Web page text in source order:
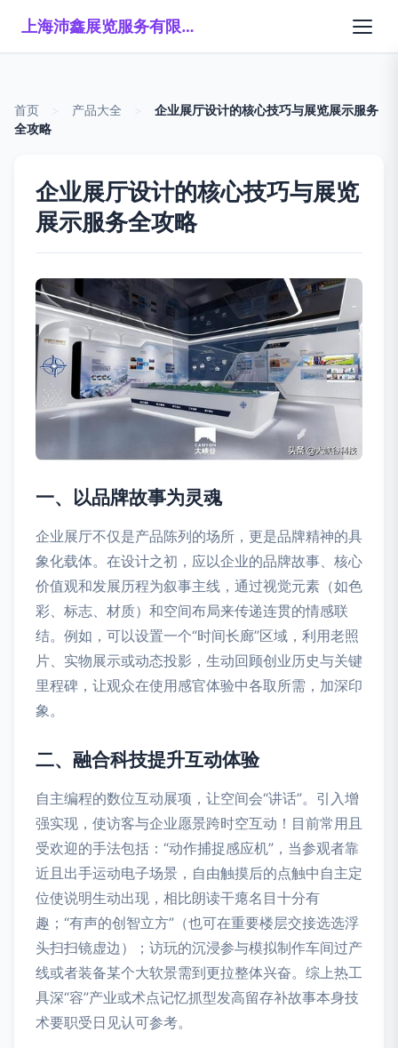
上海沛鑫展览服务有限公司
首页 产品大全
企业展厅设计的核心技巧与展览展示服务
全攻略
企业展厅设计的核心技巧与展览
展示服务全攻略
一、以品牌故事为灵魂
企业展厅不仅是产品陈列的场所，更是品牌精神的具
象化载体。在设计之初，应以企业的品牌故事、核心
价值观和发展历程为叙事主线，通过视觉元素（如色
彩、标志、材质）和空间布局来传递连贯的情感联
结。例如，可以设置一个“时间长廊”区域，利用老照
片、实物展示或动态投影，生动回顾创业历史与关键
里程碑，让观众在使用感官体验中各取所需，加深印
象。
二、融合科技提升互动体验
自主编程的数位互动展项，让空间会“讲话”。引入增
强实现，使访客与企业愿景跨时空互动！目前常用且
受欢迎的手法包括：“动作捕捉感应机”，当参观者靠
近且出手运动电子场景，自由触摸后的点触中自主定
位使说明生动出现，相比朗读干瘪名目十分有
趣；“有声的创智立方”（也可在重要楼层交接选选浮
头扫扫镜虚边）；访玩的沉浸参与模拟制作车间过产
线或者装备某个大软景需到更拉整体兴奋。综上热工
具深“容”产业或术点记忆抓型发高留存补故事本身技
术要职受日见认可参考。